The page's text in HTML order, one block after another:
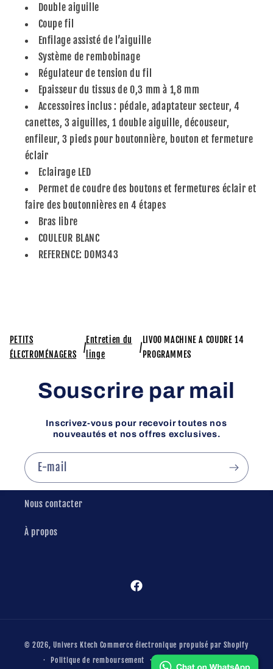
Double aiguille
Coupe fil
Enfilage assisté de l’aiguille
Système de rembobinage
Régulateur de tension du fil
Epaisseur du tissus de 0,3 mm à 1,8 mm
Accessoires inclus : pédale, adaptateur secteur, 4
canettes, 3 aiguilles, 1 double aiguille, découseur,
enfileur, 3 pieds pour boutonnière, bouton et fermeture
éclair
Eclairage LED
Permet de coudre des boutons et fermetures éclair et
faire des boutonnières en 4 étapes
Bras libre
COULEUR BLANC
REFERENCE: DOM343
PETITS
ÉLECTROMÉNAGERS
/
Entretien du
linge
/
LIVOO MACHINE A COUDRE 14
PROGRAMMES
Souscrire par mail
Inscrivez-vous pour recevoir toutes nos
nouveautés et nos offres exclusives.
E-mail
Nous contacter
À propos
Facebook
© 2026,Univers Ktech Commerce électronique propulsé par Shopify
Politique de remboursement
Conditions d’utilisation